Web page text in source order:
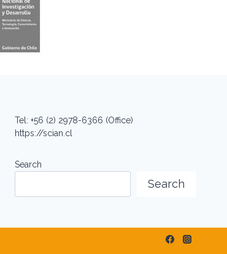
Tel: +56 (2) 2978-6366 (Office)
https://scian.cl
Search
Search